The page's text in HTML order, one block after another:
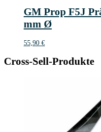
GM Prop F5J
mm Ø
55,90 €
Cross-Sell-Produkte